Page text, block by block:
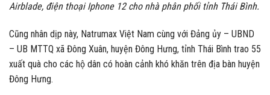
Airblade, điện thoại Iphone 12 cho nhà phân phối tỉnh Thái Bình.
Cũng nhân dịp này, Natrumax Việt Nam cùng với Đảng ủy – UBND
– UB MTTQ xã Đông Xuân, huyện Đông Hưng, tỉnh Thái Bình trao 55
xuất quà cho các hộ dân có hoàn cảnh khó khăn trên địa bàn huyện
Đông Hưng.